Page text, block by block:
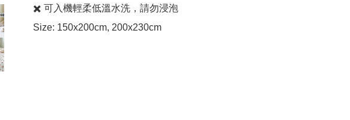
✖️ 可入機輕柔低溫水洗，請勿浸泡
Size: 150x200cm, 200x230cm